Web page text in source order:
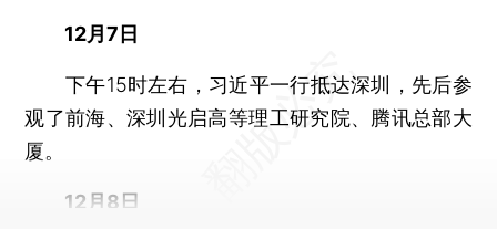
12月7日
下午15时左右，习近平一行抵达深圳，先后参
观了前海、深圳光启高等理工研究院、腾讯总部大
厦。
12月8日